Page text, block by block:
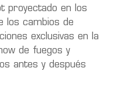
proyectado en los
los cambios de
exclusivas en la
de fuegos y
antes y después